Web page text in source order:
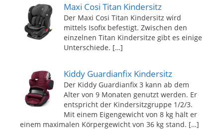
Maxi Cosi Titan Kindersitz
Der Maxi Cosi Titan Kindersitz wird
mittels Isofix befestigt. Zwischen den
einzelnen Titan Kindersitze gibt es einige
Unterschiede. […]
Kiddy Guardianfix Kindersitz
Der Kiddy Guardianfix 3 kann ab dem
Alter von 9 Monaten genutzt werden. Er
entspricht der Kindersitzgruppe 1/2/3.
Mit einem Eigengewicht von 8 kg hält er
einem maximalen Körpergewicht von 36 kg stand. […]